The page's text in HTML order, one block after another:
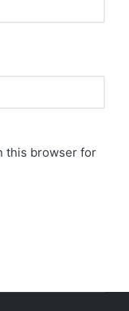
this browser for